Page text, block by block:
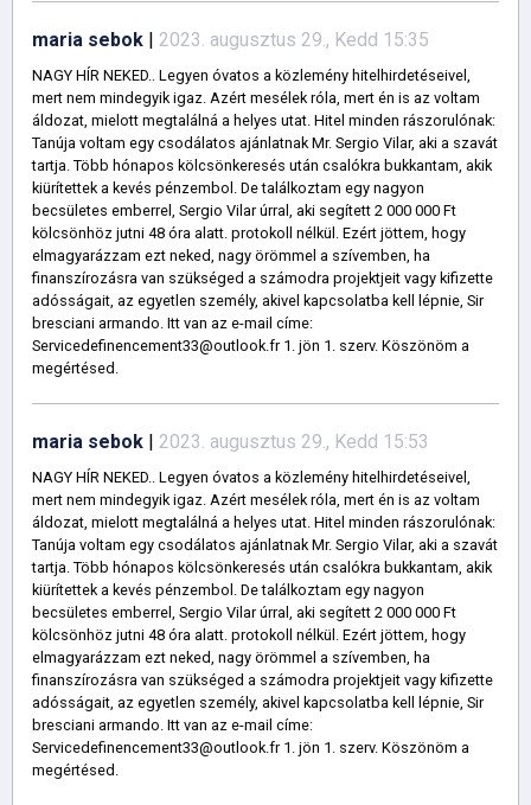
maria sebok | 2023. augusztus 29., Kedd 15:35
NAGY HÍR NEKED.. Legyen óvatos a közlemény hitelhirdetéseivel,
mert nem mindegyik igaz. Azért mesélek róla, mert én is az voltam
áldozat, mielott megtalálná a helyes utat. Hitel minden rászorulónak:
Tanúja voltam egy csodálatos ajánlatnak Mr. Sergio Vilar, aki a szavát
tartja. Több hónapos kölcsönkeresés után csalókra bukkantam, akik
kiürítettek a kevés pénzembol. De találkoztam egy nagyon
becsületes emberrel, Sergio Vilar úrral, aki segített 2 000 000 Ft
kölcsönhöz jutni 48 óra alatt. protokoll nélkül. Ezért jöttem, hogy
elmagyarázzam ezt neked, nagy örömmel a szívemben, ha
finanszírozásra van szükséged a számodra projektjeit vagy kifizette
adósságait, az egyetlen személy, akivel kapcsolatba kell lépnie, Sir
bresciani armando. Itt van az e-mail címe:
Servicedefinencement33@outlook.fr 1. jön 1. szerv. Köszönöm a
megértésed.
maria sebok | 2023. augusztus 29., Kedd 15:53
NAGY HÍR NEKED.. Legyen óvatos a közlemény hitelhirdetéseivel,
mert nem mindegyik igaz. Azért mesélek róla, mert én is az voltam
áldozat, mielott megtalálná a helyes utat. Hitel minden rászorulónak:
Tanúja voltam egy csodálatos ajánlatnak Mr. Sergio Vilar, aki a szavát
tartja. Több hónapos kölcsönkeresés után csalókra bukkantam, akik
kiürítettek a kevés pénzembol. De találkoztam egy nagyon
becsületes emberrel, Sergio Vilar úrral, aki segített 2 000 000 Ft
kölcsönhöz jutni 48 óra alatt. protokoll nélkül. Ezért jöttem, hogy
elmagyarázzam ezt neked, nagy örömmel a szívemben, ha
finanszírozásra van szükséged a számodra projektjeit vagy kifizette
adósságait, az egyetlen személy, akivel kapcsolatba kell lépnie, Sir
bresciani armando. Itt van az e-mail címe:
Servicedefinencement33@outlook.fr 1. jön 1. szerv. Köszönöm a
megértésed.